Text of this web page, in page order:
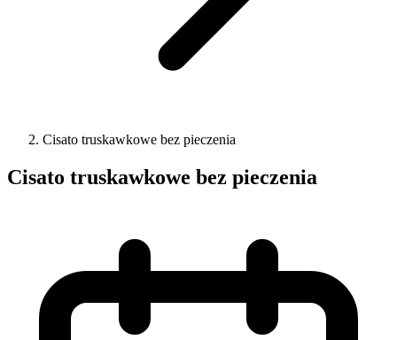
Cisato truskawkowe bez pieczenia
Cisato truskawkowe bez pieczenia